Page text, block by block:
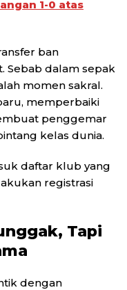
1-0 atas
ban
Sebab dalam sepak
momen sakral.
memperbaiki
penggemar
kelas dunia.
daftar klub yang
registrasi
Tapi
dengan